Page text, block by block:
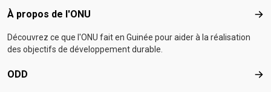
Footer menu
À propos de l'ONU À
Découvrez ce que l'ONU fait en Guinée pour aider à la réalisation
des objectifs de développement durable.
ODD